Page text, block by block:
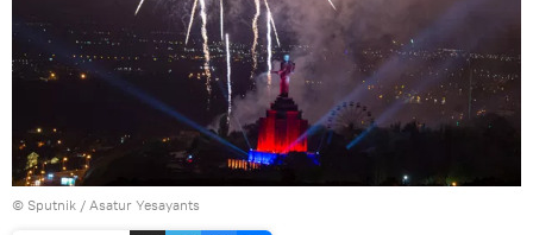
© Sputnik / Asatur Yesayants